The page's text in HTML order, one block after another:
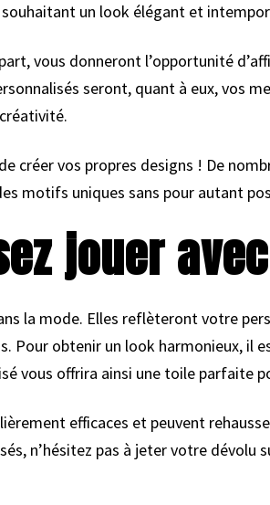
un look élégant et
vous donneront l’opportunité
seront, quant à eux, vos
créer vos propres designs ! De
motifs uniques sans pour autant
jouer
la mode. Elles reflèteront votre
Pour obtenir un look harmonieux, il
vous offrira ainsi une toile parfaite
efficaces et peuvent
n’hésitez pas à jeter votre